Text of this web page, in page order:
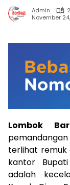
Admin
November
Lombok
terlihat remuk
kantor
adalah